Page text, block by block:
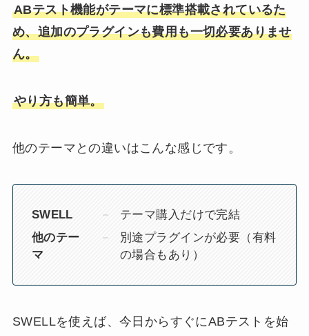
ABテスト機能がテーマに標準搭載されているた
め、追加のプラグインも費用も一切必要ありませ
ん。
やり方も簡単。
他のテーマとの違いはこんな感じです。
SWELL
テーマ購入だけで完結
他のテー
マ
別途プラグインが必要（有料
の場合もあり）
SWELLを使えば、今日からすぐにABテストを始